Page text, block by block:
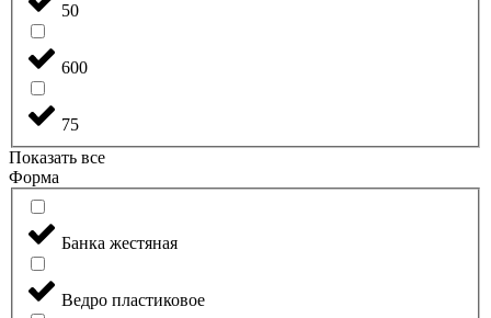
50
600
75
Показать все
Форма
Банка жестяная
Ведро пластиковое